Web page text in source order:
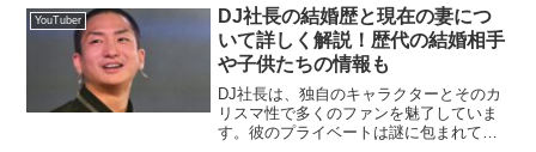
の関係について詳しく解説していきま
す。立花孝志の息子...
YouTuber
DJ社長の結婚歴と現在の妻につ
いて詳しく解説！歴代の結婚相手
や子供たちの情報も
DJ社長は、独自のキャラクターとそのカ
リスマ性で多くのファンを魅了していま
す。彼のプライベートは謎に包まれてい